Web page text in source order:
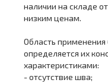
наличии на складе
низким ценам.
Область
определяется их
характеристиками:
- отсутствие шва;